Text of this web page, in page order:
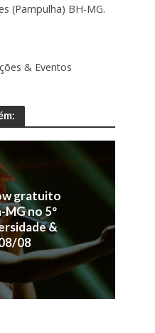
(Pampulha) BH-MG.
& Eventos
gratuito
MG no 5º
&
08